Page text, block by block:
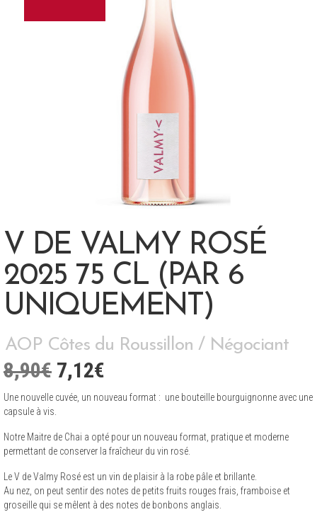
V DE VALMY ROSÉ
2025 75 CL (PAR 6
UNIQUEMENT)
AOP Côtes du Roussillon / Négociant
8,90€ Le
prix
initial
était :
8,90€.
7,12€
prix
actuel
est :
7,12€.
Une nouvelle cuvée, un nouveau format : une bouteille bourguignonne avec une
capsule à vis.
Notre Maitre de Chai a opté pour un nouveau format, pratique et moderne
permettant de conserver la fraîcheur du vin rosé.
Le V de Valmy Rosé est un vin de plaisir à la robe pâle et brillante.
Au nez, on peut sentir des notes de petits fruits rouges frais, framboise et
groseille qui se mêlent à des notes de bonbons anglais.